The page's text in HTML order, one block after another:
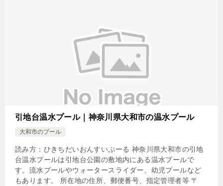
引地台温水プール｜神奈川県大和市の温水プール
大和市のプール
読み方：ひきちだいおんすいぷーる 神奈川県大和市の引地
台温水プールは引地台公園の敷地内にある温水プールで
す。流水プールやウォータースライダー、幼児プールなど
もあります。 所在地の住所、郵便番号、指定管理者等 〒